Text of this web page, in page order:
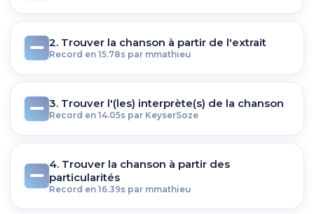
2. Trouver la chanson à partir de l'extrait
Record en 15.78s par mmathieu
3. Trouver l'(les) interprète(s) de la chanson
Record en 14.05s par KeyserSoze
4. Trouver la chanson à partir des
particularités
Record en 16.39s par mmathieu